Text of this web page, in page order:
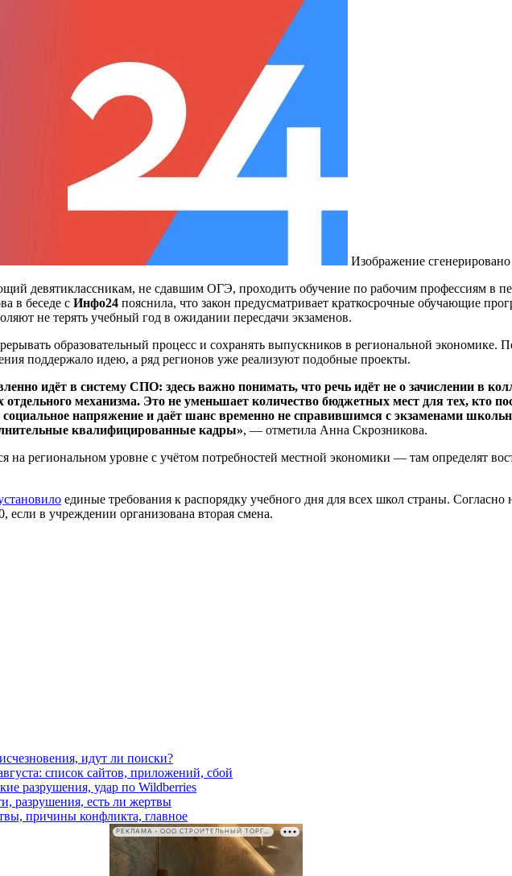
Изображение
девятиклассникам, не сдавшим ОГЭ, проходить обучение по рабочим профессиям в
в беседе с Инфо24 пояснила, что закон предусматривает краткосрочные обучающие
не терять учебный год в ожидании пересдачи экзаменов.
образовательный процесс и сохранять выпускников в региональной экономике.
поддержало идею, а ряд регионов уже реализуют подобные проекты.
идёт в систему СПО: здесь важно понимать, что речь идёт не о зачислении в
механизма. Это не уменьшает количество бюджетных мест для тех, кто
социальное напряжение и даёт шанс временно не справившимся с экзаменами
квалифицированные кадры», — отметила Анна Скрозникова.
на региональном уровне с учётом потребностей местной экономики — там определят
единые требования к распорядку учебного дня для всех школ страны.
если в учреждении организована вторая смена.
идут ли поиски?
список сайтов, приложений, сбой
разрушения, удар по Wildberries
разрушения, есть ли жертвы
причины конфликта, главное
РЕКЛАМА • ООО СТРОИТЕЛЬНЫЙ ТОРГОВЫЙ ДОМ «ПЕТРОВИЧ». ИНН: 7802348846